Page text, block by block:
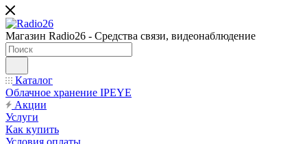
Магазин Radio26 - Средства связи, видеонаблюдение
Каталог
Облачное хранение IPEYE
Акции
Услуги
Как купить
Условия оплаты